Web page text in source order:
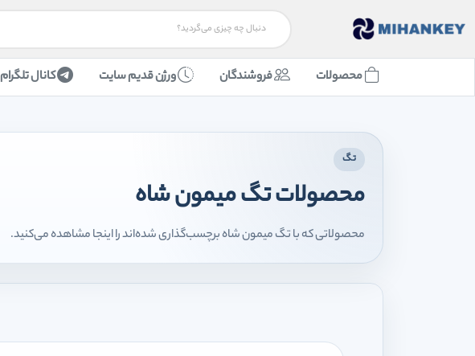
محصولات فروشندگان ورژن قدیم سایت کانال تلگرام
تگ
محصولات تگ میمون شاه
محصولاتی که با تگ میمون شاه برچسب‌گذاری شده‌اند را اینجا مشاهده می‌کنید.